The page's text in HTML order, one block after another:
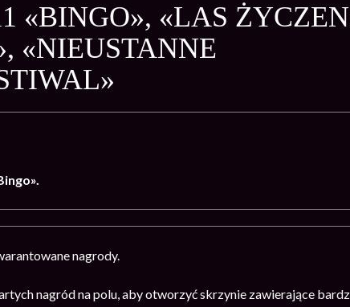
«BINGO», «LAS
«NIEUSTANNE
nagrody.
nagród na polu, aby otworzyć skrzynie zawierające